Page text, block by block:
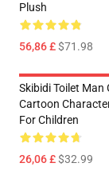
Plush
56,86 £$71.98
Skibidi Toilet Man
Cartoon
For Children
26,06 £$32.99